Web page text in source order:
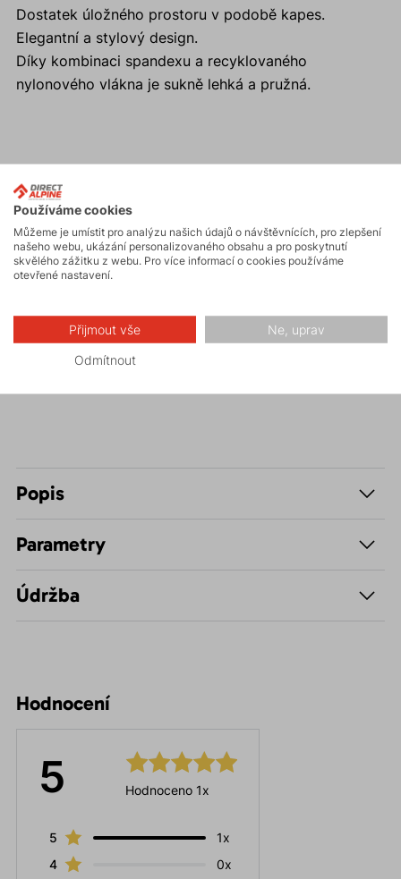
Dostatek úložného prostoru v podobě kapes.
Elegantní a stylový design.
Díky kombinaci spandexu a recyklovaného
nylonového vlákna je sukně lehká a pružná.
Aktivity
Turistika
Volnočasové –
Popis
Parametry
Údržba
Hodnocení
5 Hodnoceno 1x
5
1x
4
0x
Používáme cookies
Můžeme je umístit pro analýzu našich údajů o návštěvnících, pro zlepšení
našeho webu, ukázání personalizovaného obsahu a pro poskytnutí
skvělého zážitku z webu. Pro více informací o cookies používáme
otevřené nastavení.
Přijmout vše Ne, uprav
Odmítnout